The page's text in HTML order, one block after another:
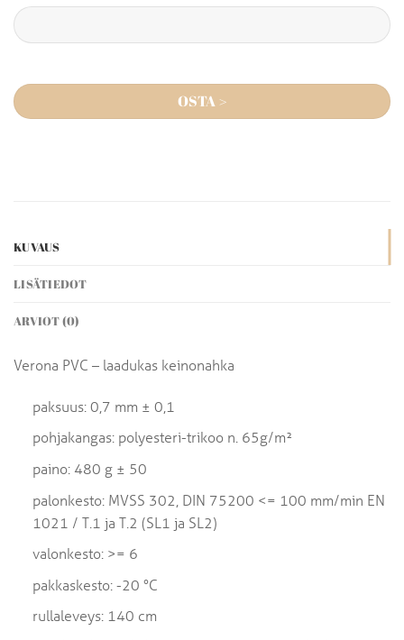
OSTA >
KUVAUS
LISÄTIEDOT
ARVIOT (0)
Verona PVC – laadukas keinonahka
paksuus: 0,7 mm ± 0,1
pohjakangas: polyesteri-trikoo n. 65g/m²
paino: 480 g ± 50
palonkesto: MVSS 302, DIN 75200 <= 100 mm/min EN
1021 / T.1 ja T.2 (SL1 ja SL2)
valonkesto: >= 6
pakkaskesto: -20 °C
rullaleveys: 140 cm